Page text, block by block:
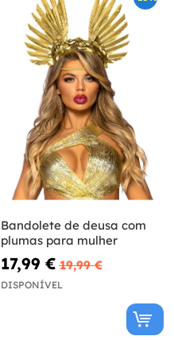
Bandolete de deusa com
plumas para mulher
17,99 € 19,99 €
DISPONÍVEL